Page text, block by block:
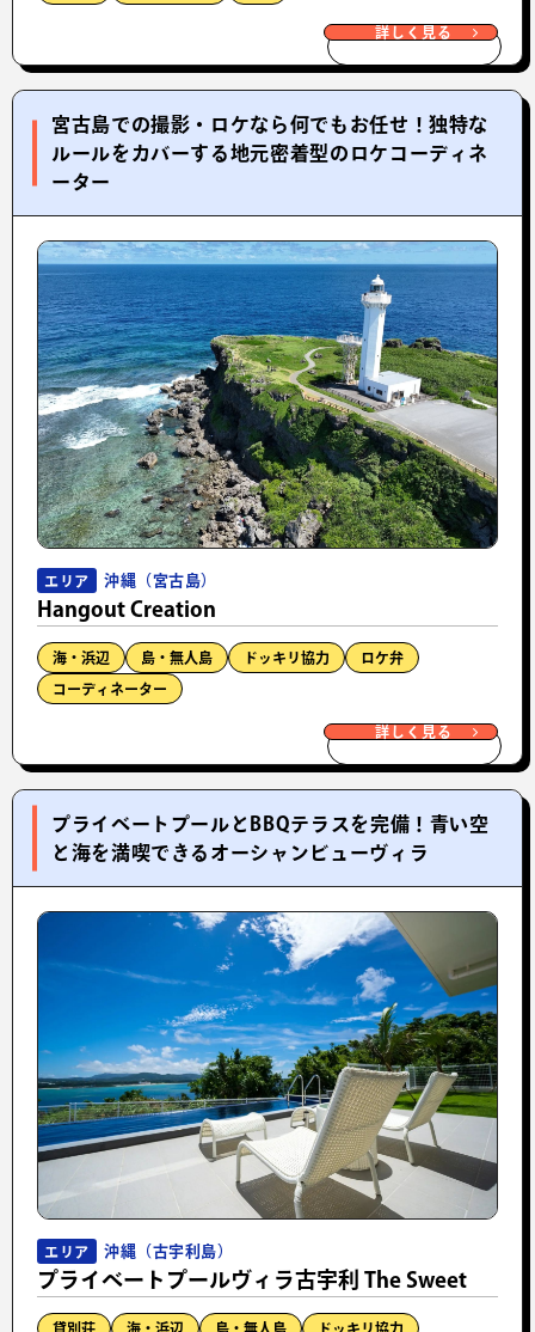
詳しく見る
宮古島での撮影・ロケなら何でもお任せ！独特な
ルールをカバーする地元密着型のロケコーディネ
ーター
エリア 沖縄（宮古島）
Hangout Creation
海・浜辺 島・無人島 ドッキリ協力 ロケ弁
コーディネーター
詳しく見る
プライベートプールとBBQテラスを完備！青い空
と海を満喫できるオーシャンビューヴィラ
エリア 沖縄（古宇利島）
プライベートプールヴィラ古宇利 The Sweet
貸別荘 海・浜辺 島・無人島 ドッキリ協力